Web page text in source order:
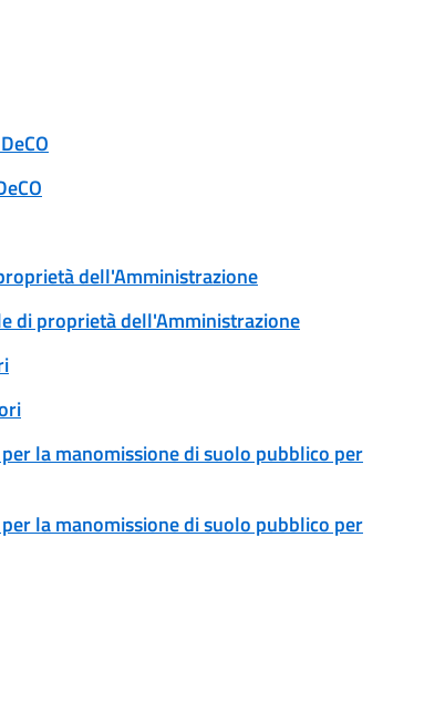
dell'Amministrazione
di proprietà dell'Amministrazione
la manomissione di suolo pubblico per
la manomissione di suolo pubblico per